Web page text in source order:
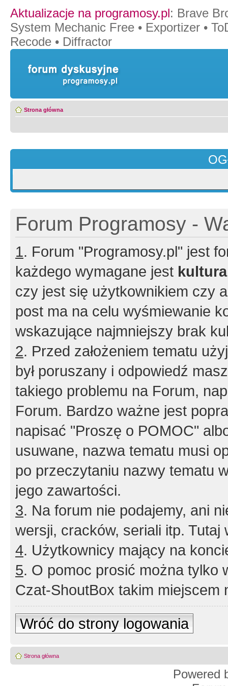
Aktualizacje na programosy.pl: Brave
System Mechanic Free • Exportizer •
Recode • Diffractor
Strona główna
Forum Programosy -
1. Forum "Programosy.pl" jest
każdego wymagane jest
czy jest się użytkownikiem czy
post ma na celu wyśmiewanie
wskazujące najmniejszy brak
2. Przed założeniem tematu
był poruszany i odpowiedź
takiego problemu na Forum,
Forum. Bardzo ważne jest
napisać "Proszę o POMOC"
usuwane, nazwa tematu musi
po przeczytaniu nazwy tematu
jego zawartości.
3. Na forum nie podajemy, ani
wersji, cracków, seriali itp. Tutaj
4. Użytkownicy mający na
5. O pomoc prosić można tylko
Czat-ShoutBox takim miejscem
Wróć do strony logowania
Strona główna
Powered